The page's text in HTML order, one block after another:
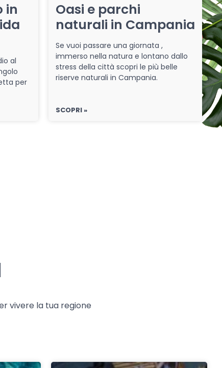
in
al
per
Oasi e parchi
naturali in Campania
Se vuoi passare una giornata ,
immerso nella natura e lontano dallo
stress della città scopri le più belle
riserve naturali in Campania.
SCOPRI »
vivere la tua regione